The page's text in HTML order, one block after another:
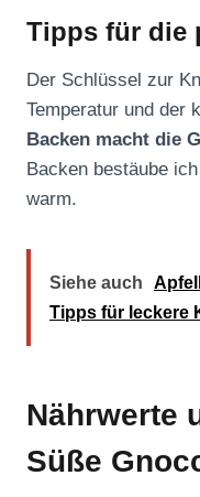
Tipps für die
Der Schlüssel zur
Temperatur und der
Backen macht die
Backen bestäube
warm.
Siehe auch
Tipps für leckere
Nährwerte
Süße